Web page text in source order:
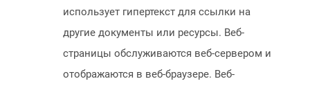
использует гипертекст для ссылки на
другие документы или ресурсы. Веб-
страницы обслуживаются веб-сервером и
отображаются в веб-браузере. Веб-